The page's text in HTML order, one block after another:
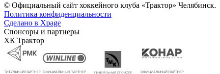
© Официальный сайт хоккейного клуба «Трактор» Челябинск.
Политика конфиденциальности
Сделано в Xpage
Спонсоры и партнеры
ХК Трактор